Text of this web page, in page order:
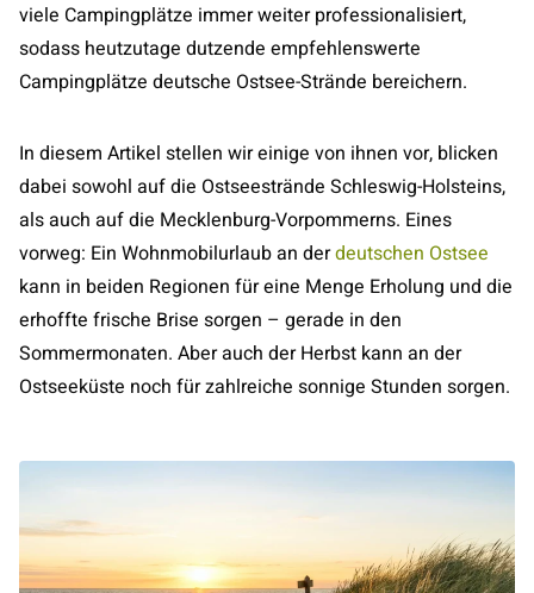
viele Campingplätze immer weiter professionalisiert,
sodass heutzutage dutzende empfehlenswerte
Campingplätze deutsche Ostsee-Strände bereichern.
In diesem Artikel stellen wir einige von ihnen vor, blicken
dabei sowohl auf die Ostseestrände Schleswig-Holsteins,
als auch auf die Mecklenburg-Vorpommerns. Eines
vorweg: Ein Wohnmobilurlaub an derdeutschen Ostsee
kann in beiden Regionen für eine Menge Erholung und die
erhoffte frische Brise sorgen – gerade in den
Sommermonaten. Aber auch der Herbst kann an der
Ostseeküste noch für zahlreiche sonnige Stunden sorgen.